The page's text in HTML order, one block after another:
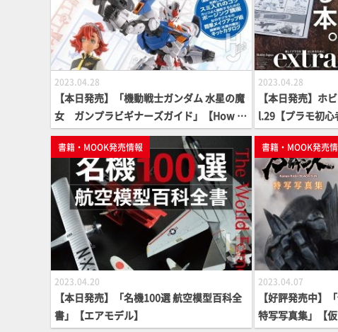
2023.04.28
【本日発売】「機動戦士ガンダム 水星の魔
女 ガンプラビギナーズガイド」【How T
o】
2023.04.28
【本日発売】ホ
l.29【プラモ初心
書籍・MOOK発売情報
2023.04.20
【本日発売】「名機100選 航空模型百科全
書」【エアモデル】
書籍・MOOK発売
2023.04.07
【好評発売中】
特写写真集」【仮